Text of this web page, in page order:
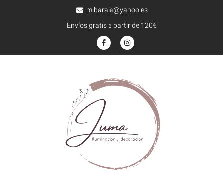
m.baraia@yahoo.es
Envíos gratis a partir de 120€